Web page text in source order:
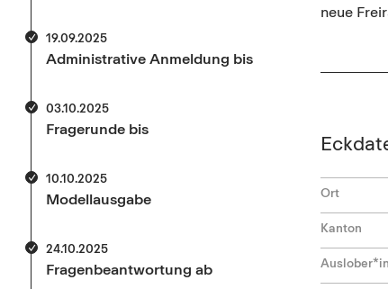
19.09.2025
Administrative Anmeldung bis
03.10.2025
Fragerunde bis
10.10.2025
Modellausgabe
24.10.2025
Fragenbeantwortung ab
neue
Ort
Kanton
Auslober*in